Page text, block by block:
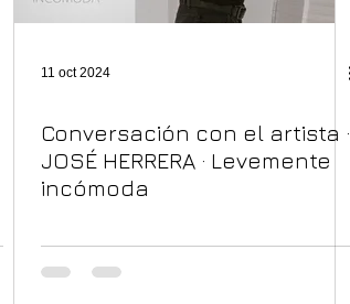
11 oct 2024
Conversación con el artista ·
JOSÉ HERRERA · Levemente
incómoda